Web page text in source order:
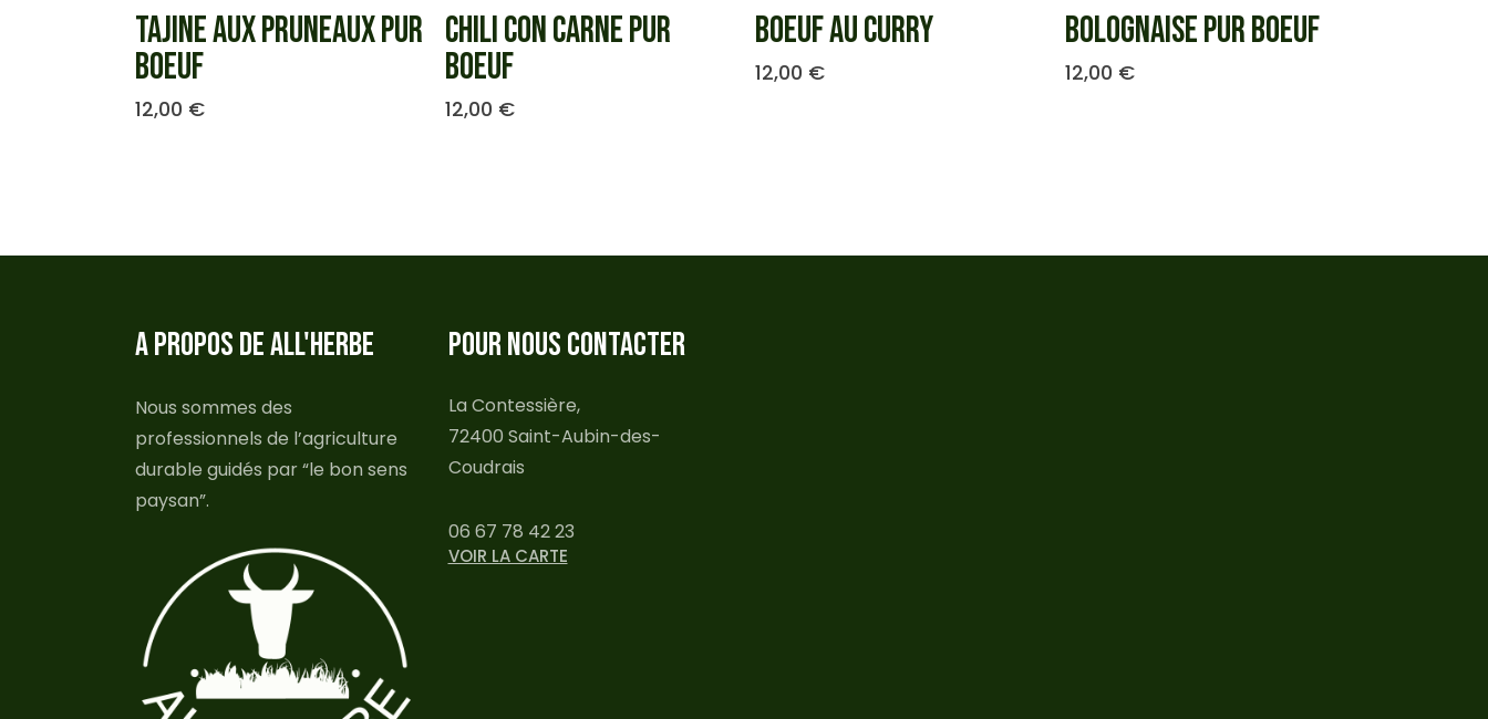
TAJINE AUX PRUNEAUX PUR
BOEUF
12,00 €
CHILI CON CARNE PUR
BOEUF
12,00 €
BOEUF AU CURRY
12,00 €
BOLOGNAISE PUR BOEUF
12,00 €
A PROPOS DE ALL'HERBE
Nous sommes des
professionnels de l’agriculture
durable guidés par “le bon sens
paysan”.
POUR NOUS CONTACTER
La Contessière,
72400 Saint-Aubin-des-
Coudrais
06 67 78 42 23
VOIR LA CARTE